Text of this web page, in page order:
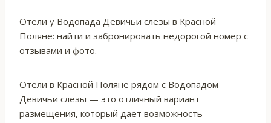
Отели у Водопада Девичьи слезы в Красной
Поляне: найти и забронировать недорогой номер с
отзывами и фото.
Отели в Красной Поляне рядом с Водопадом
Девичьи слезы — это отличный вариант
размещения, который дает возможность